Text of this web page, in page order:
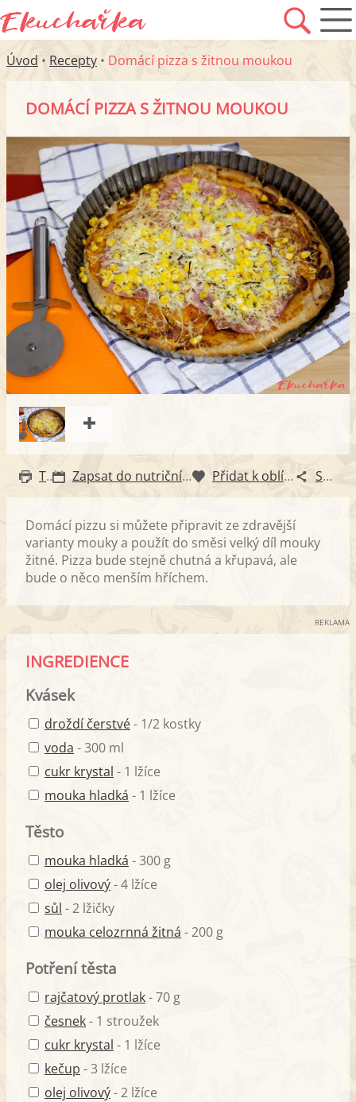
Úvod • Recepty • Domácí pizza s žitnou moukou
DOMÁCÍ PIZZA S ŽITNOU MOUKOU
Tisk Zapsat do nutričního diáře Přidat k oblíbeným Sdílet
Domácí pizzu si můžete připravit ze zdravější
varianty mouky a použít do směsi velký díl mouky
žitné. Pizza bude stejně chutná a křupavá, ale
bude o něco menším hříchem.
REKLAMA
INGREDIENCE
Kvásek
droždí čerstvé- 1/2 kostky
voda - 300 ml
cukr krystal - 1 lžíce
mouka hladká - 1 lžíce
Těsto
mouka hladká - 300 g
olej olivový- 4 lžíce
sůl - 2 lžičky
mouka celozrnná žitná - 200 g
Potření těsta
rajčatový protlak- 70 g
česnek- 1 stroužek
cukr krystal - 1 lžíce
kečup - 3 lžíce
olej olivový- 2 lžíce